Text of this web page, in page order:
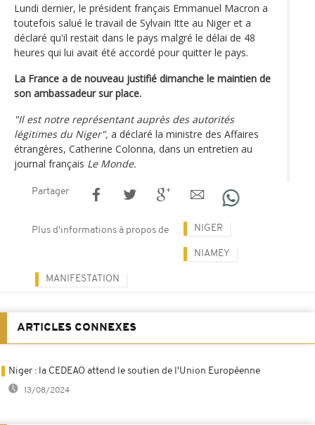
Lundi dernier, le président français Emmanuel Macron a
toutefois salué le travail de Sylvain Itte au Niger et a
déclaré qu'il restait dans le pays malgré le délai de 48
heures qui lui avait été accordé pour quitter le pays.
La France a de nouveau justifié dimanche le maintien de
son ambassadeur sur place.
"Il est notre représentant auprès des autorités
légitimes du Niger", a déclaré la ministre des Affaires
étrangères, Catherine Colonna, dans un entretien au
journal français Le Monde.
Partager
Plus d'informations à propos de NIGER
NIAMEY
MANIFESTATION
ARTICLES CONNEXES
Niger : la CEDEAO attend le soutien de l'Union Européenne
13/08/2024